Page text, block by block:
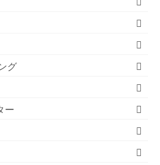
グ
ー